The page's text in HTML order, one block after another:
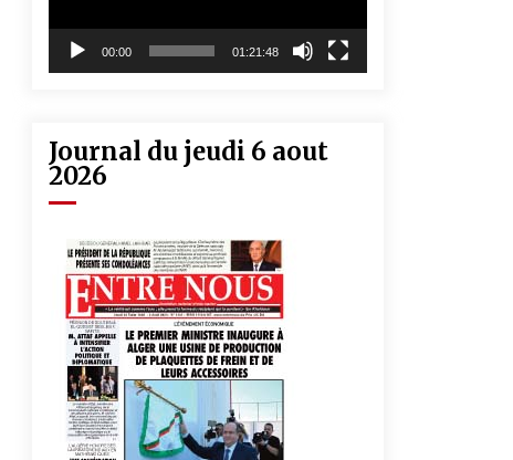
00:00 01:21:48
Journal du jeudi 6 aout
2026